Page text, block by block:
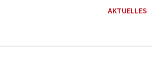
AKTUELLES